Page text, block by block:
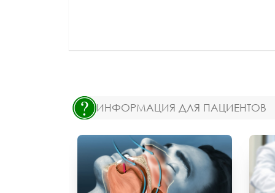
ИНФОРМАЦИЯ ДЛЯ ПАЦИЕНТОВ